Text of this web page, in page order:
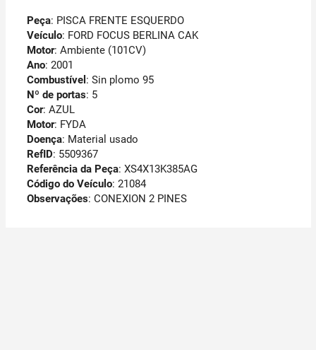
Peça: PISCA FRENTE ESQUERDO
Veículo: FORD FOCUS BERLINA CAK
Motor: Ambiente (101CV)
Ano: 2001
Combustível : Sin plomo 95
Nº de portas: 5
Cor: AZUL
Motor: FYDA
Doença: Material usado
RefID: 5509367
Referência da Peça: XS4X13K385AG
Código do Veículo: 21084
Observações: CONEXION 2 PINES